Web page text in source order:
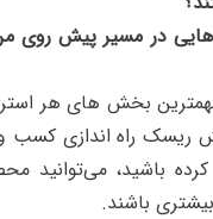
در مسیر پیش روی
بخش های هر
ریسک راه اندازی کسب
کرده باشید، می‌توانید
باشند.